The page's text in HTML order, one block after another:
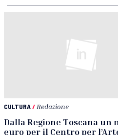
CULTURA/ Redazione
Dalla Regione Toscana un
euro per il Centro per